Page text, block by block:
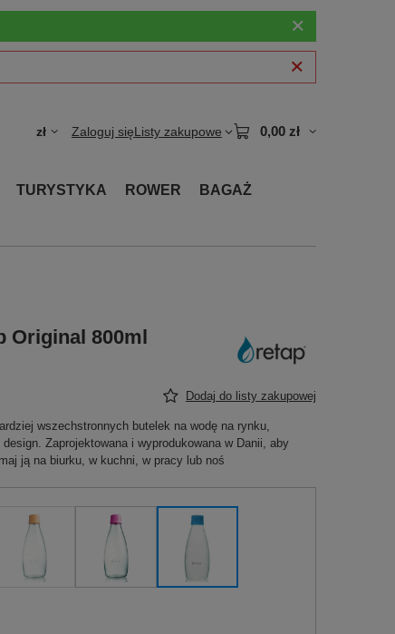
zł Zaloguj sięListy zakupowe 0,00 zł
TURYSTYKA ROWER
BAGAŻ
Original 800ml
Dodaj do listy zakupowej
wszechstronnych butelek na wodę na rynku,
Zaprojektowana i wyprodukowana w Danii, aby
ją na biurku, w kuchni, w pracy lub noś